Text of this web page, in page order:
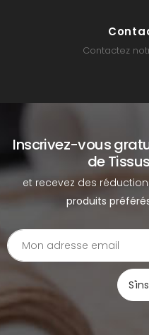
Contactez
Inscrivez-vous
de
et recevez des
produits